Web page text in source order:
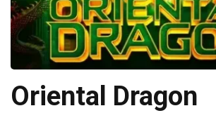
Oriental Dragon